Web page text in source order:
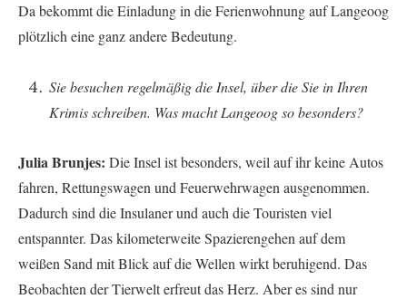
Da bekommt die Einladung in die Ferienwohnung auf Langeoog
plötzlich eine ganz andere Bedeutung.
Sie besuchen regelmäßig die Insel, über die Sie in Ihren
Krimis schreiben. Was macht Langeoog so besonders?
Julia Brunjes: Die Insel ist besonders, weil auf ihr keine Autos
fahren, Rettungswagen und Feuerwehrwagen ausgenommen.
Dadurch sind die Insulaner und auch die Touristen viel
entspannter. Das kilometerweite Spazierengehen auf dem
weißen Sand mit Blick auf die Wellen wirkt beruhigend. Das
Beobachten der Tierwelt erfreut das Herz. Aber es sind nur